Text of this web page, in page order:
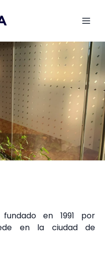
en 1991 por
en la ciudad de